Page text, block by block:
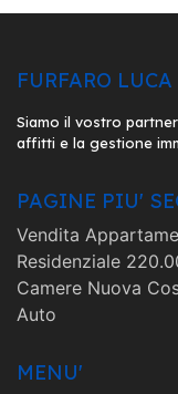
FURFARO LUCA
Siamo il vostro
affitti e la gestione
PAGINE PIU'
Vendita
Residenziale
Camere Nuova
Auto
MENU'